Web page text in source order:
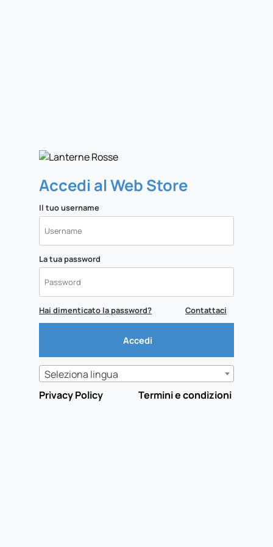
Accedi al Web Store
Il tuo username
La tua password
Hai dimenticato la password? Contattaci
Seleziona lingua
Privacy Policy
Termini e condizioni